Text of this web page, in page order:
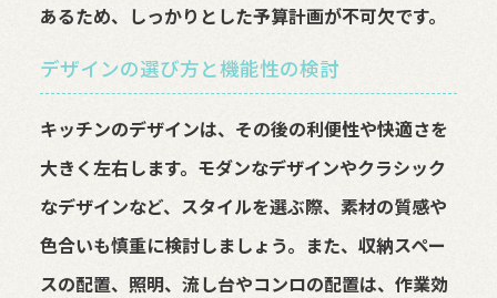
あるため、しっかりとした予算計画が不可欠です。
デザインの選び方と機能性の検討
キッチンのデザインは、その後の利便性や快適さを
大きく左右します。モダンなデザインやクラシック
なデザインなど、スタイルを選ぶ際、素材の質感や
色合いも慎重に検討しましょう。また、収納スペー
スの配置、照明、流し台やコンロの配置は、作業効